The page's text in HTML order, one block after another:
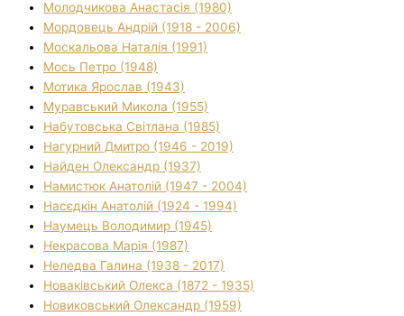
Молодчикова Анастасія (1980)
Мордовець Андрій (1918 - 2006)
Москальова Наталія (1991)
Мось Петро (1948)
Мотика Ярослав (1943)
Муравський Микола (1955)
Набутовська Світлана (1985)
Нагурний Дмитро (1946 - 2019)
Найден Олександр (1937)
Намистюк Анатолій (1947 - 2004)
Насєдкін Анатолій (1924 - 1994)
Наумець Володимир (1945)
Некрасова Марія (1987)
Неледва Галина (1938 - 2017)
Новаківський Олекса (1872 - 1935)
Новиковський Олександр (1959)